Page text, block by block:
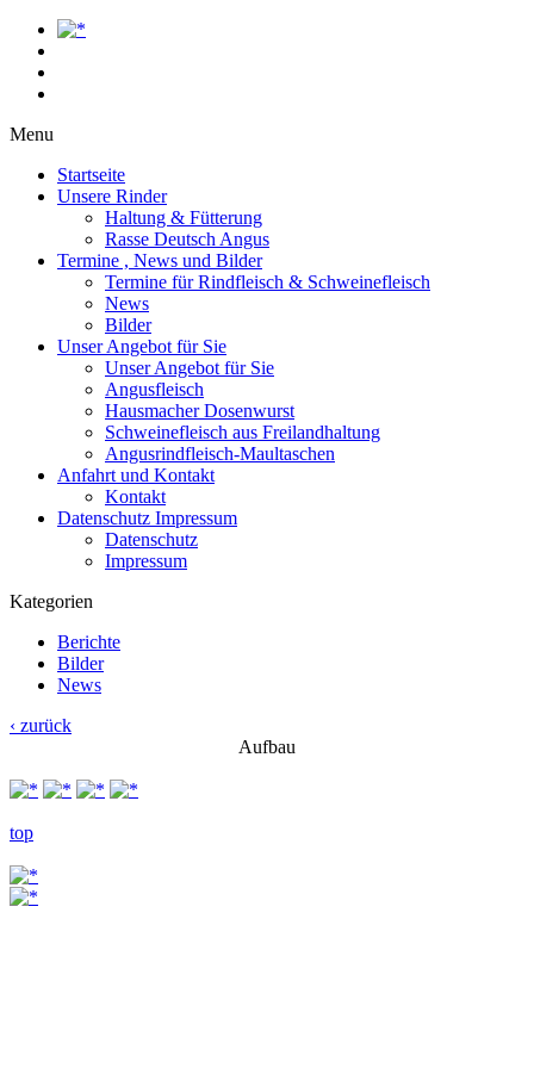
Menu
Startseite
Unsere Rinder
Haltung & Fütterung
Rasse Deutsch Angus
Termine , News und Bilder
Termine für Rindfleisch & Schweinefleisch
News
Bilder
Unser Angebot für Sie
Unser Angebot für Sie
Angusfleisch
Hausmacher Dosenwurst
Schweinefleisch aus Freilandhaltung
Angusrindfleisch-Maultaschen
Anfahrt und Kontakt
Kontakt
Datenschutz Impressum
Datenschutz
Impressum
Kategorien
Berichte
Bilder
News
‹ zurück
Aufbau
top